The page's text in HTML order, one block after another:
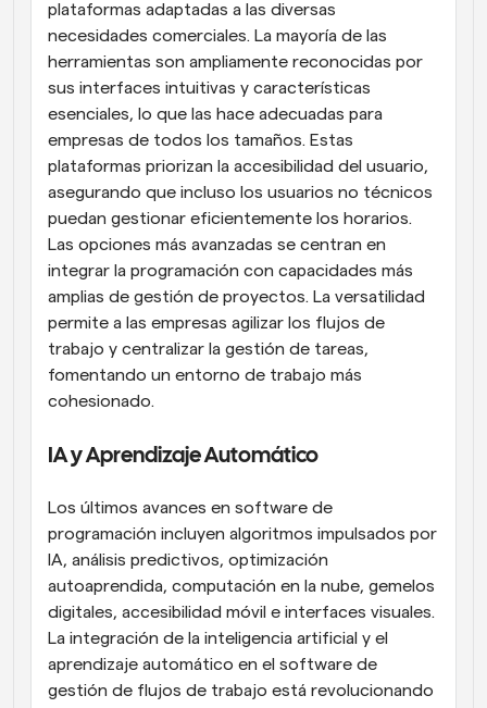
plataformas adaptadas a las diversas
necesidades comerciales. La mayoría de las
herramientas son ampliamente reconocidas por
sus interfaces intuitivas y características
esenciales, lo que las hace adecuadas para
empresas de todos los tamaños. Estas
plataformas priorizan la accesibilidad del usuario,
asegurando que incluso los usuarios no técnicos
puedan gestionar eficientemente los horarios.
Las opciones más avanzadas se centran en
integrar la programación con capacidades más
amplias de gestión de proyectos. La versatilidad
permite a las empresas agilizar los flujos de
trabajo y centralizar la gestión de tareas,
fomentando un entorno de trabajo más
cohesionado.
IA y Aprendizaje Automático
Los últimos avances en software de
programación incluyen algoritmos impulsados por
IA, análisis predictivos, optimización
autoaprendida, computación en la nube, gemelos
digitales, accesibilidad móvil e interfaces visuales.
La integración de la inteligencia artificial y el
aprendizaje automático en el software de
gestión de flujos de trabajo está revolucionando